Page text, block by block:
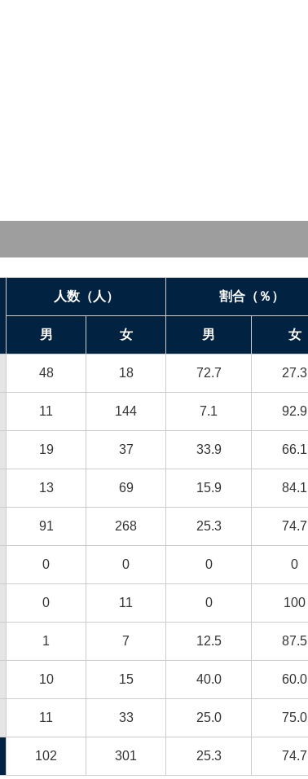
人数（人） 割合（％）
男 女 男 女
48 18 72.7 27.3
11 144 7.1 92.9
19 37 33.9 66.1
13 69 15.9 84.1
91 268 25.3 74.7
0 0 0 0
0 11 0 100
1 7 12.5 87.5
10 15 40.0 60.0
11 33 25.0 75.0
102 301 25.3 74.7